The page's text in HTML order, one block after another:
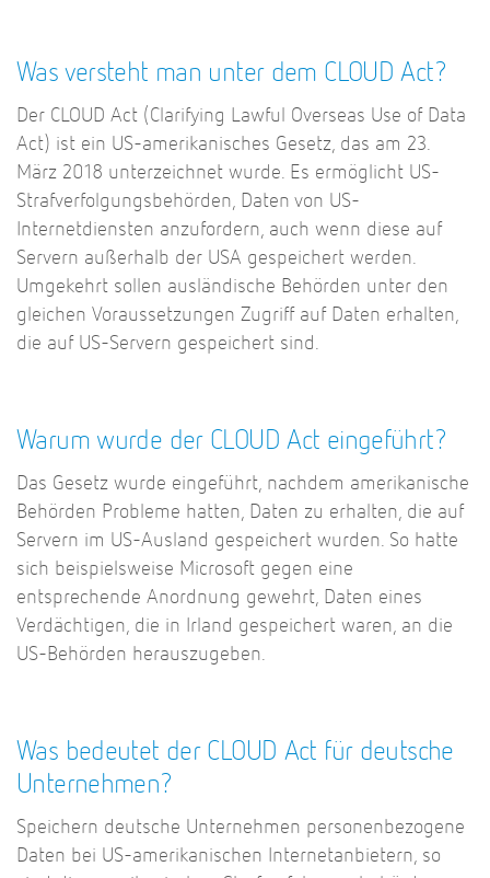
Was versteht man unter dem CLOUD Act?
Der CLOUD Act (Clarifying Lawful Overseas Use of Data
Act) ist ein US-amerikanisches Gesetz, das am 23.
März 2018 unterzeichnet wurde. Es ermöglicht US-
Strafverfolgungsbehörden, Daten von US-
Internetdiensten anzufordern, auch wenn diese auf
Servern außerhalb der USA gespeichert werden.
Umgekehrt sollen ausländische Behörden unter den
gleichen Voraussetzungen Zugriff auf Daten erhalten,
die auf US-Servern gespeichert sind.
Warum wurde der CLOUD Act eingeführt?
Das Gesetz wurde eingeführt, nachdem amerikanische
Behörden Probleme hatten, Daten zu erhalten, die auf
Servern im US-Ausland gespeichert wurden. So hatte
sich beispielsweise Microsoft gegen eine
entsprechende Anordnung gewehrt, Daten eines
Verdächtigen, die in Irland gespeichert waren, an die
US-Behörden herauszugeben.
Was bedeutet der CLOUD Act für deutsche
Unternehmen?
Speichern deutsche Unternehmen personenbezogene
Daten bei US-amerikanischen Internetanbietern, so